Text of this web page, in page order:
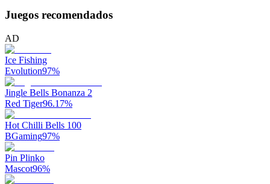
Juegos recomendados
AD
Ice Fishing
Evolution97%
Jingle Bells Bonanza 2
Red Tiger96.17%
Hot Chilli Bells 100
BGaming97%
Pin Plinko
Mascot96%